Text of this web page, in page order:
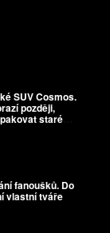
SUV Cosmos.
později,
staré
fanoušků. Do
vlastní tváře